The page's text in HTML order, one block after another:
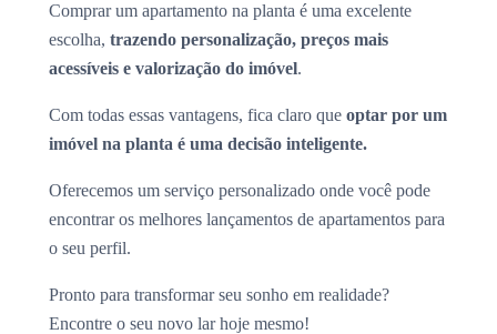
Comprar um apartamento na planta é uma excelente
escolha, trazendo personalização, preços mais
acessíveis e valorização do imóvel.
Com todas essas vantagens, fica claro que optar por um
imóvel na planta é uma decisão inteligente.
Oferecemos um serviço personalizado onde você pode
encontrar os melhores lançamentos de apartamentos para
o seu perfil.
Pronto para transformar seu sonho em realidade?
Encontre o seu novo lar hoje mesmo!